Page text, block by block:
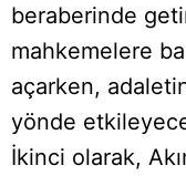
beraberinde
mahkemelere
açarken,
yönde
İkinci olarak,